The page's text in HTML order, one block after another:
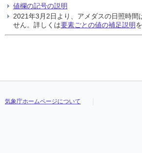
23
/// ///
24
/// /// /// /// ///
23
/// ///
24
/// /// /// /// ///
23
/// ///
24
/// /// /// /// ///
23
/// ///
24
/// /// /// /// ///
値欄の記号の説明
2021年3月2日より、アメダスの日照時
せん。詳しくは要素ごとの値の補足説明
気象庁ホームページについて